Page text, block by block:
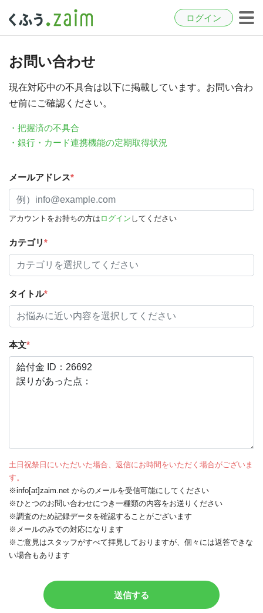
ログイン
お問い合わせ
現在対応中の不具合は以下に掲載しています。お問い合わ
せ前にご確認ください。
・把握済の不具合
・銀行・カード連携機能の定期取得状況
メールアドレス*
アカウントをお持ちの方は ログイン してください
カテゴリ*
タイトル*
本文*
土日祝祭日にいただいた場合、返信にお時間をいただく場合がございま
す。
※info[at]zaim.net からのメールを受信可能にしてください
※ひとつのお問い合わせにつき一種類の内容をお送りください
※調査のため記録データを確認することがございます
※メールのみでの対応になります
※ご意見はスタッフがすべて拝見しておりますが、個々には返答できな
い場合もあります